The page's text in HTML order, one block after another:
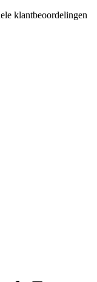
klantbeoordelingen